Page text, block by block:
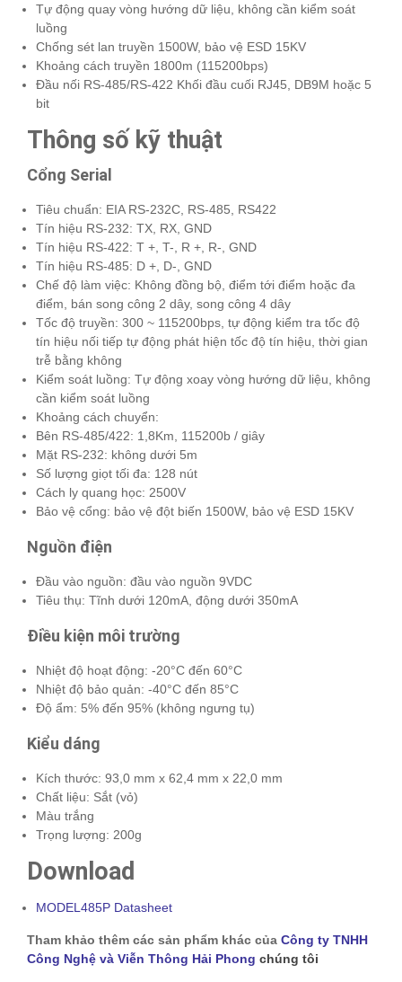
Tự động quay vòng hướng dữ liệu, không cần kiểm soát
luồng
Chống sét lan truyền 1500W, bảo vệ ESD 15KV
Khoảng cách truyền 1800m (115200bps)
Đầu nối RS-485/RS-422 Khối đầu cuối RJ45, DB9M hoặc 5
bit
Thông số kỹ thuật
Cổng Serial
Tiêu chuẩn: EIA RS-232C, RS-485, RS422
Tín hiệu RS-232: TX, RX, GND
Tín hiệu RS-422: T +, T-, R +, R-, GND
Tín hiệu RS-485: D +, D-, GND
Chế độ làm việc: Không đồng bộ, điểm tới điểm hoặc đa
điểm, bán song công 2 dây, song công 4 dây
Tốc độ truyền: 300 ~ 115200bps, tự động kiểm tra tốc độ
tín hiệu nối tiếp tự động phát hiện tốc độ tín hiệu, thời gian
trễ bằng không
Kiểm soát luồng: Tự động xoay vòng hướng dữ liệu, không
cần kiểm soát luồng
Khoảng cách chuyển:
Bên RS-485/422: 1,8Km, 115200b / giây
Mặt RS-232: không dưới 5m
Số lượng giọt tối đa: 128 nút
Cách ly quang học: 2500V
Bảo vệ cổng: bảo vệ đột biến 1500W, bảo vệ ESD 15KV
Nguồn điện
Đầu vào nguồn: đầu vào nguồn 9VDC
Tiêu thụ: Tĩnh dưới 120mA, động dưới 350mA
Điều kiện môi trường
Nhiệt độ hoạt động: -20°C đến 60°C
Nhiệt độ bảo quản: -40°C đến 85°C
Độ ẩm: 5% đến 95% (không ngưng tụ)
Kiểu dáng
Kích thước: 93,0 mm x 62,4 mm x 22,0 mm
Chất liệu: Sắt (vỏ)
Màu trắng
Trọng lượng: 200g
Download
MODEL485P Datasheet
Tham khảo thêm các sản phẩm khác của Công ty TNHH
Công Nghệ và Viễn Thông Hải Phong chúng tôi